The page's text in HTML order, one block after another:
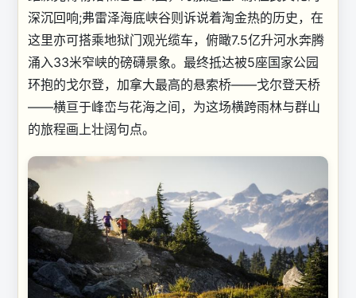
深沉回响;弗雷泽海底峡谷则诉说着淘金热的历史，在
这里亦可搭乘地狱门观光缆车，俯瞰7.5亿升河水奔腾
涌入33米窄峡的磅礴景象。最终抵达被5座国家公园
环抱的戈尔登，加拿大最高的悬索桥——戈尔登天桥
——横亘于峰峦与花海之间，为这场横跨雨林与群山
的旅程画上壮阔句点。